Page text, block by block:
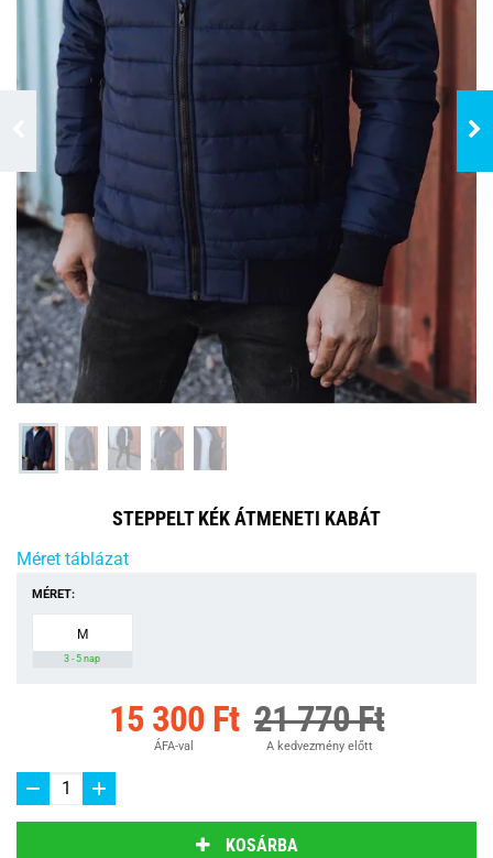
STEPPELT KÉK ÁTMENETI KABÁT
Méret táblázat
MÉRET:
M
3 - 5 nap
15 300 Ft
ÁFA-val
21 770 Ft
A kedvezmény előtt
KOSÁRBA